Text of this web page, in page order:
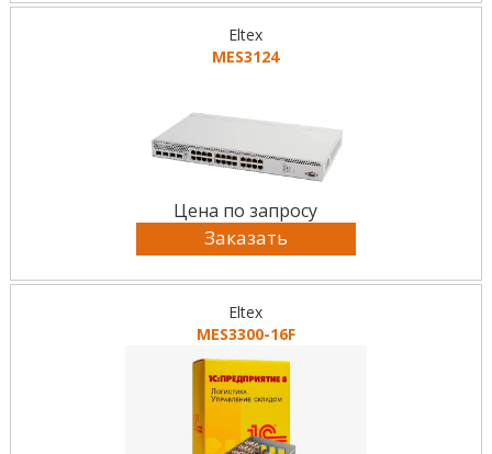
Eltex
MES3124
Цена по запросу
Заказать
Eltex
MES3300-16F